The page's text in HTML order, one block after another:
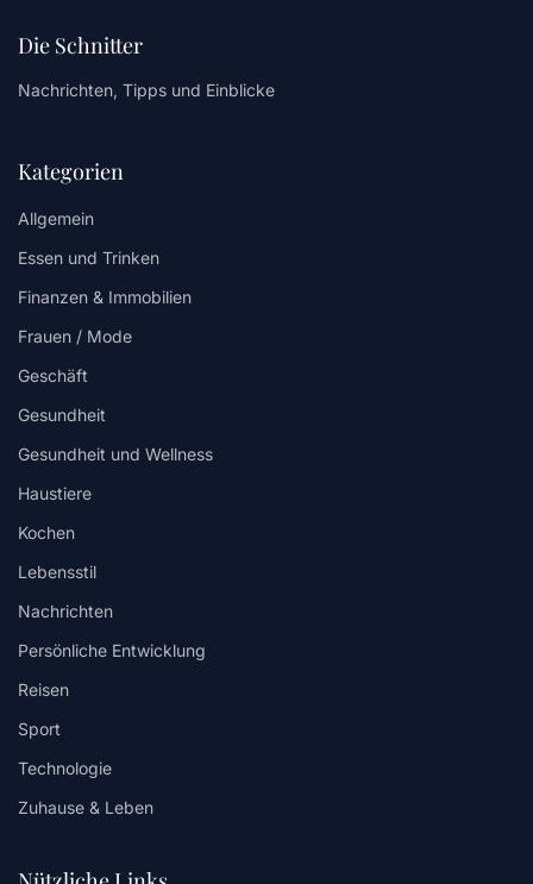
Die Schnitter
Nachrichten, Tipps und Einblicke
Kategorien
Allgemein
Essen und Trinken
Finanzen & Immobilien
Frauen / Mode
Geschäft
Gesundheit
Gesundheit und Wellness
Haustiere
Kochen
Lebensstil
Nachrichten
Persönliche Entwicklung
Reisen
Sport
Technologie
Zuhause & Leben